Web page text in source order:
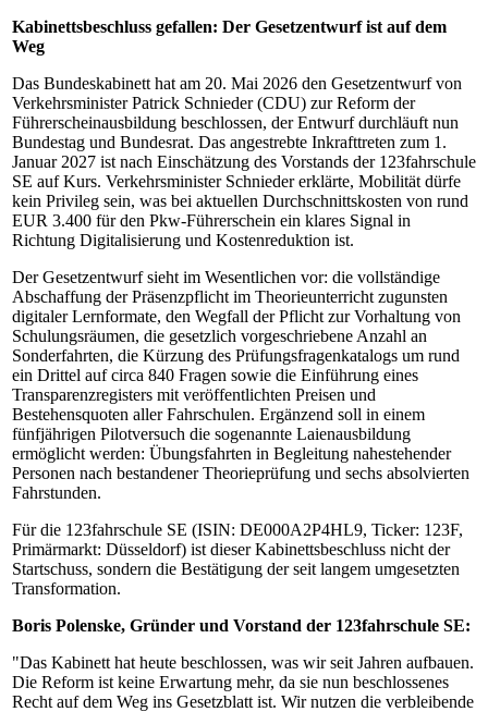
Kabinettsbeschluss gefallen: Der Gesetzentwurf ist auf dem
Weg
Das Bundeskabinett hat am 20. Mai 2026 den Gesetzentwurf von
Verkehrsminister Patrick Schnieder (CDU) zur Reform der
Führerscheinausbildung beschlossen, der Entwurf durchläuft nun
Bundestag und Bundesrat. Das angestrebte Inkrafttreten zum 1.
Januar 2027 ist nach Einschätzung des Vorstands der 123fahrschule
SE auf Kurs. Verkehrsminister Schnieder erklärte, Mobilität dürfe
kein Privileg sein, was bei aktuellen Durchschnittskosten von rund
EUR 3.400 für den Pkw-Führerschein ein klares Signal in
Richtung Digitalisierung und Kostenreduktion ist.
Der Gesetzentwurf sieht im Wesentlichen vor: die vollständige
Abschaffung der Präsenzpflicht im Theorieunterricht zugunsten
digitaler Lernformate, den Wegfall der Pflicht zur Vorhaltung von
Schulungsräumen, die gesetzlich vorgeschriebene Anzahl an
Sonderfahrten, die Kürzung des Prüfungsfragenkatalogs um rund
ein Drittel auf circa 840 Fragen sowie die Einführung eines
Transparenzregisters mit veröffentlichten Preisen und
Bestehensquoten aller Fahrschulen. Ergänzend soll in einem
fünfjährigen Pilotversuch die sogenannte Laienausbildung
ermöglicht werden: Übungsfahrten in Begleitung nahestehender
Personen nach bestandener Theorieprüfung und sechs absolvierten
Fahrstunden.
Für die 123fahrschule SE (ISIN: DE000A2P4HL9, Ticker: 123F,
Primärmarkt: Düsseldorf) ist dieser Kabinettsbeschluss nicht der
Startschuss, sondern die Bestätigung der seit langem umgesetzten
Transformation.
Boris Polenske, Gründer und Vorstand der 123fahrschule SE:
"Das Kabinett hat heute beschlossen, was wir seit Jahren aufbauen.
Die Reform ist keine Erwartung mehr, da sie nun beschlossenes
Recht auf dem Weg ins Gesetzblatt ist. Wir nutzen die verbleibende